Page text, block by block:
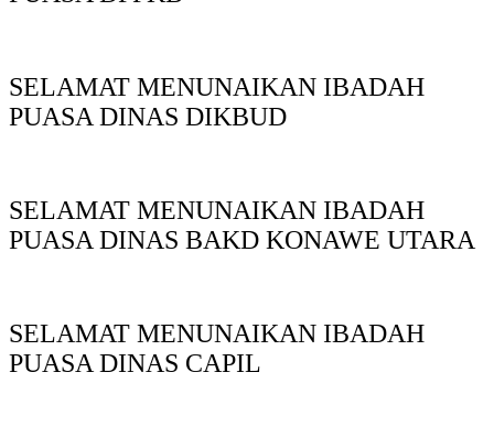
SELAMAT MENUNAIKAN IBADAH
PUASA DINAS DIKBUD
SELAMAT MENUNAIKAN IBADAH
PUASA DINAS BAKD KONAWE UTARA
SELAMAT MENUNAIKAN IBADAH
PUASA DINAS CAPIL